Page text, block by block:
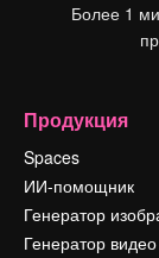
Более 1
Продукция
Spaces
ИИ-помощник
Генератор
Генератор